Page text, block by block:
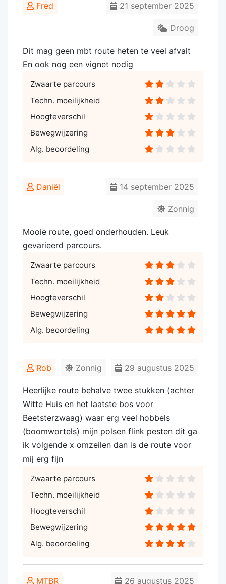
Fred 21 september 2025
Droog
Dit mag geen mbt route heten te veel afvalt
En ook nog een vignet nodig
Zwaarte parcours
Techn. moeilijkheid
Hoogteverschil
Bewegwijzering
Alg. beoordeling
Daniël 14 september 2025
Zonnig
Mooie route, goed onderhouden. Leuk
gevarieerd parcours.
Zwaarte parcours
Techn. moeilijkheid
Hoogteverschil
Bewegwijzering
Alg. beoordeling
Rob 29 augustus 2025
Zonnig
Heerlijke route behalve twee stukken (achter
Witte Huis en het laatste bos voor
Beetsterzwaag) waar erg veel hobbels
(boomwortels) mijn polsen flink pesten dit ga
ik volgende x omzeilen dan is de route voor
mij erg fijn
Zwaarte parcours
Techn. moeilijkheid
Hoogteverschil
Bewegwijzering
Alg. beoordeling
MTBR 26 augustus 2025